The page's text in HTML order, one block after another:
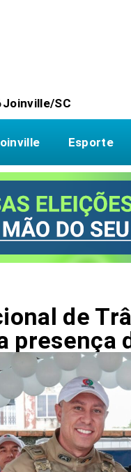
Joinville/SC
Esporte
de
presença